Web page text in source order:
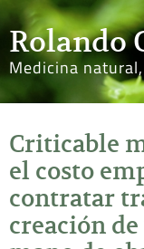
Rolando
Medicina
Criticable
el costo
contratar
creación de